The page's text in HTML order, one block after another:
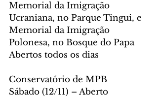
Memorial da Imigração
Ucraniana, no Parque Tingui, e
Memorial da Imigração
Polonesa, no Bosque do Papa
Abertos todos os dias
Conservatório de MPB
Sábado (12/11) – Aberto